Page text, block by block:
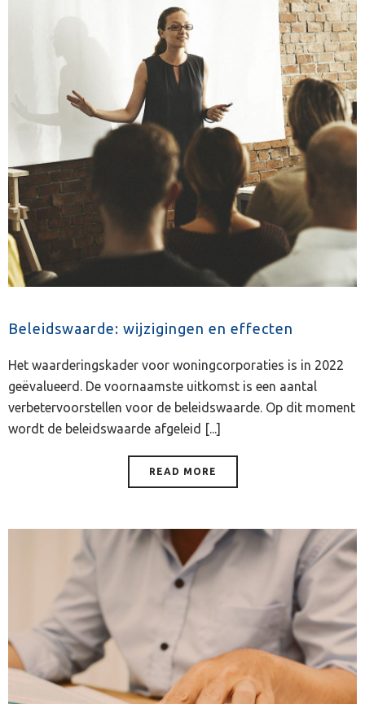
Beleidswaarde: wijzigingen en effecten
Het waarderingskader voor woningcorporaties is in 2022
geëvalueerd. De voornaamste uitkomst is een aantal
verbetervoorstellen voor de beleidswaarde. Op dit moment
wordt de beleidswaarde afgeleid [...]
READ MORE